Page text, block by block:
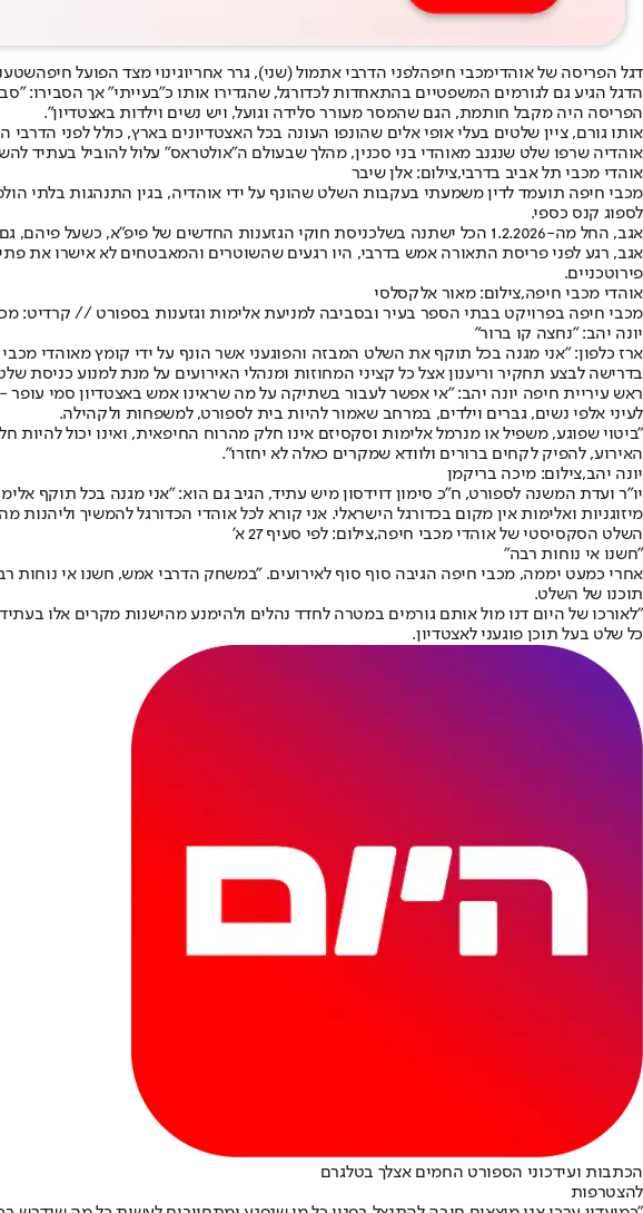
דגל הפריסה של אוהדימכבי חיפהלפני הדרבי אתמול (שני), גרר אחריוגינוי מצד הפועל חיפה
הדגל הגיע גם לגורמים המשפטיים בהתאחדות לכדורגל, שהגדירו אותו כ"בעייתי" אך
הפריסה היה מקבל חותמת, הגם שהמסר מעורר סלידה וגועל, ויש נשים וילדות באצטדיון".
אותו גורם, ציין שלטים בעלי אופי אלים שהונפו העונה בכל האצטדיונים בארץ, כולל לפני
אוהדיה שרפו שלט שנגנב מאוהדי בני סכנין, מהלך שבעולם ה"אולטראס" עלול להוביל בעתיד
אוהדי מכבי תל אביב בדרבי,צילום: אלן שיבר
לספוג קנס כספי.
אגב, החל מה-1.2.2026 הכל ישתנה בשל
כניסת חוקי הגזענות החדשים של פיפ"א, כשעל פיהם,
אגב, רגע לפני פריסת התאורה אמש בדרבי, היו רגעים שהשוטרים והמאבטחים לא אישרו
פירוטכניים.
אוהדי מכבי חיפה,צילום: מאור אלקסלסי
מכבי חיפה בפרויקט בבתי הספר בעיר ובסביבה למניעת אלימות וגזענות בספורט // קרדיט:
יונה יהב: "נחצה קו ברור"
ארז כלפון: "אני מגנה בכל תוקף את השלט המבזה והפוגעני אשר הונף על ידי קומץ מאוהדי
בדרישה לבצע תחקיר וריענון אצל כל קציני המחוזות ומנהלי האירועים על מנת למנוע כניסת
ראש עיריית חיפה יונה יהב: "אי אפשר לעבור בשתיקה על מה שראינו אמש באצטדיון סמי
לעיני אלפי נשים, גברים וילדים, במרחב שאמור להיות בית לספורט, למשפחות ולקהילה.
"ביטוי שפוגע, משפיל או מנרמל אלימות וסקסיזם אינו חלק מהרוח החיפאית, ואינו יכול
האירוע, להפיק לקחים ברורים ולוודא שמקרים כאלה לא יחזרו".
יונה יהב,צילום: מיכה בריקמן
יו"ר ועדת המשנה לספורט, ח"כ סימון דוידסון מיש עתיד, הגיב גם הוא: "אני מגנה בכל תוקף
מיזוגניות ואלימות אין מקום בכדורגל הישראלי. אני קורא לכל אוהדי הכדורגל להמשיך
השלט הסקסיסטי של אוהדי מכבי חיפה,צילום: לפי סעיף 27 א'
"חשנו אי נוחות רבה"
אחרי כמעט יממה, מכבי חיפה הגיבה סוף סוף לאירועים. "במשחק הדרבי אמש, חשנו אי נוחות
תוכנו של השלט.
"לאורכו של היום דנו מול אותם גורמים במטרה לחדד נהלים ולהימנע מהישנות מקרים אלו
כל שלט בעל תוכן פוגעני לאצטדיון.
הכתבות ועידכוני הספורט החמים אצלך בטלגרם
להצטרפות